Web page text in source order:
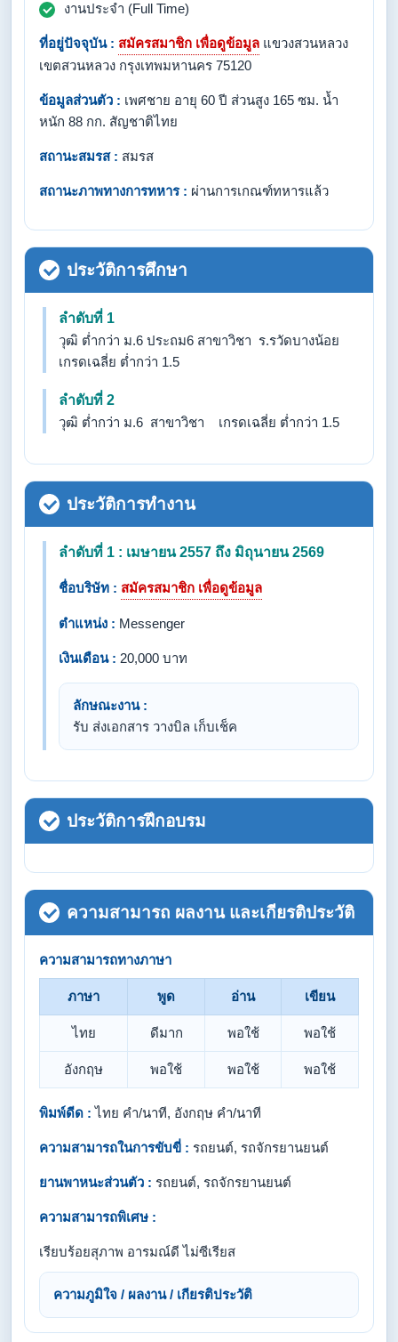
งานประจำ (Full Time)
ที่อยู่ปัจจุบัน : สมัครสมาชิก เพื่อดูข้อมูล แขวงสวนหลวง
เขตสวนหลวง กรุงเทพมหานคร 75120
ข้อมูลส่วนตัว : เพศชาย อายุ 60 ปี ส่วนสูง 165 ซม. น้ำ
หนัก 88 กก. สัญชาติไทย
สถานะสมรส : สมรส
สถานะภาพทางการทหาร : ผ่านการเกณฑ์ทหารแล้ว
ประวัติการศึกษา
ลำดับที่ 1
วุฒิ ต่ำกว่า ม.6 ประถม6 สาขาวิชา ร.รวัดบางน้อย
เกรดเฉลี่ย ต่ำกว่า 1.5
ลำดับที่ 2
วุฒิ ต่ำกว่า ม.6 สาขาวิชา เกรดเฉลี่ย ต่ำกว่า 1.5
ประวัติการทำงาน
ลำดับที่ 1 : เมษายน 2557 ถึง มิถุนายน 2569
ชื่อบริษัท : สมัครสมาชิก เพื่อดูข้อมูล
ตำแหน่ง : Messenger
เงินเดือน : 20,000 บาท
ลักษณะงาน :
รับ ส่งเอกสาร วางบิล เก็บเช็ค
ประวัติการฝึกอบรม
ความสามารถ ผลงาน และเกียรติประวัติ
ความสามารถทางภาษา
ภาษา พูด อ่าน เขียน
ไทย ดีมาก พอใช้ พอใช้
อังกฤษ พอใช้ พอใช้ พอใช้
พิมพ์ดีด : ไทย คำ/นาที, อังกฤษ คำ/นาที
ความสามารถในการขับขี่ : รถยนต์, รถจักรยานยนต์
ยานพาหนะส่วนตัว : รถยนต์, รถจักรยานยนต์
ความสามารถพิเศษ :
เรียบร้อยสุภาพ อารมณ์ดี ไม่ซีเรียส
ความภูมิใจ / ผลงาน / เกียรติประวัติ